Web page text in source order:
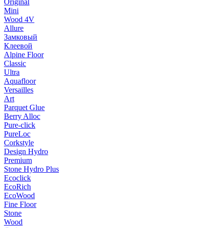
Original
Mini
Wood 4V
Allure
Замковый
Клеевой
Alpine Floor
Classic
Ultra
Aquafloor
Versailles
Art
Parquet Glue
Berry Alloc
Pure-click
PureLoc
Corkstyle
Design Hydro
Premium
Stone Hydro Plus
Ecoclick
EcoRich
EcoWood
Fine Floor
Stone
Wood